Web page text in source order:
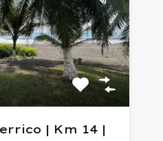
| Km 14 |